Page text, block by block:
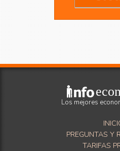
Los mejores
PREGUNTAS Y
TARIFAS